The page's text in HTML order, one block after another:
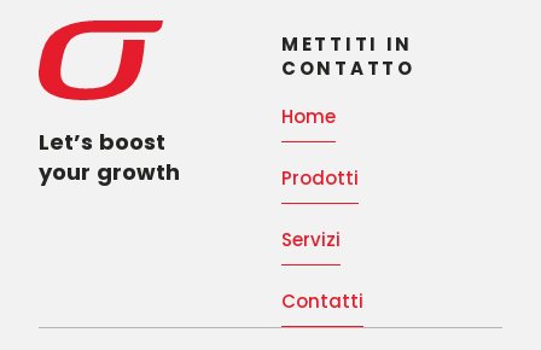
Let’s boost
your growth
METTITI IN
CONTATTO
Home
Prodotti
Servizi
Contatti